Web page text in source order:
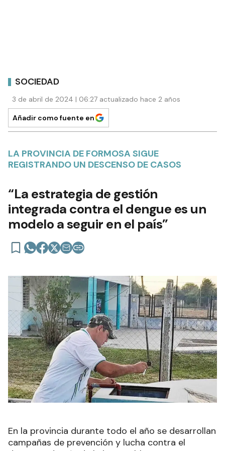
SOCIEDAD
3 de abril de 2024 | 06:27 actualizado hace 2 años
Añadir como fuente en
LA PROVINCIA DE FORMOSA SIGUE
REGISTRANDO UN DESCENSO DE CASOS
“La estrategia de gestión
integrada contra el dengue es un
modelo a seguir en el país”
En la provincia durante todo el año se desarrollan
campañas de prevención y lucha contra el